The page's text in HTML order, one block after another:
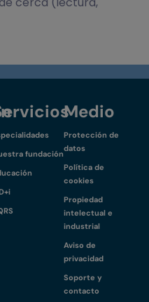
fundación
Medio
Protección de
datos
Política de
cookies
Propiedad
intelectual e
industrial
Aviso de
privacidad
Soporte y
contacto